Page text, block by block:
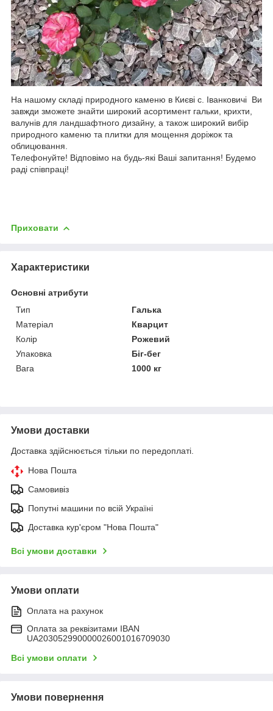
На нашому складі природного каменю в Києві с. Іванковичі Ви
завжди зможете знайти широкий асортимент гальки, крихти,
валунів для ландшафтного дизайну, а також широкий вибір
природного каменю та плитки для мощення доріжок та
облицювання.
Телефонуйте! Відповімо на будь-які Ваші запитання! Будемо
раді співпраці!
Приховати
Характеристики
Основні атрибути
Тип
Галька
Матеріал
Кварцит
Колір
Рожевий
Упаковка
Біг-бег
Вага
1000 кг
Умови доставки
Доставка здійснюється тільки по передоплаті.
Нова Пошта
Самовивіз
Попутні машини по всій Україні
Доставка кур'єром "Нова Пошта"
Всі умови доставки
Умови оплати
Оплата на рахунок
Оплата за реквізитами IBAN
UA203052990000026001016709030
Всі умови оплати
Умови повернення